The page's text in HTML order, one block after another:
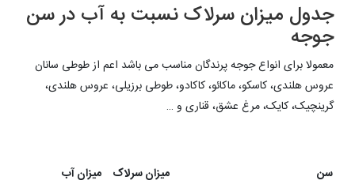
جدول میزان سرلاک نسبت به آب در سن
جوجه
معمولا برای انواع جوجه پرندگان مناسب می باشد اعم از طوطی سانان
عروس هلندی، کاسکو، ماکائو، کاکادو، طوطی برزیلی، عروس هلندی،
گرینچیک، کایک، مرغ عشق، قناری و …
سن میزان سرلاک
میزان آب